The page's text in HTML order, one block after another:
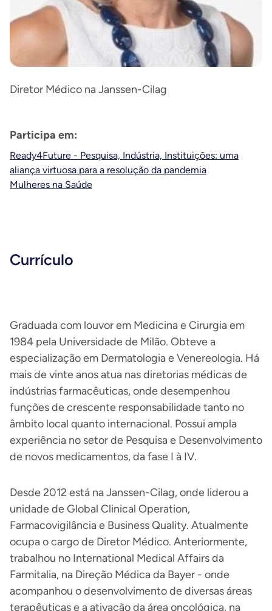
Diretor Médico na Janssen-Cilag
Participa em:
Ready4Future - Pesquisa, Indústria, Instituições: uma
aliança virtuosa para a resolução da pandemia
Mulheres na Saúde
Currículo
Graduada com louvor em Medicina e Cirurgia em
1984 pela Universidade de Milão. Obteve a
especialização em Dermatologia e Venereologia. Há
mais de vinte anos atua nas diretorias médicas de
indústrias farmacêuticas, onde desempenhou
funções de crescente responsabilidade tanto no
âmbito local quanto internacional. Possui ampla
experiência no setor de Pesquisa e Desenvolvimento
de novos medicamentos, da fase I à IV.
Desde 2012 está na Janssen-Cilag, onde liderou a
unidade de Global Clinical Operation,
Farmacovigilância e Business Quality. Atualmente
ocupa o cargo de Diretor Médico. Anteriormente,
trabalhou no International Medical Affairs da
Farmitalia, na Direção Médica da Bayer - onde
acompanhou o desenvolvimento de diversas áreas
terapêuticas e a ativação da área oncológica, na